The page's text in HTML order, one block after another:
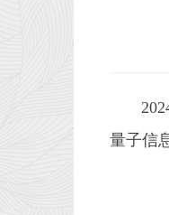
2024
量子信